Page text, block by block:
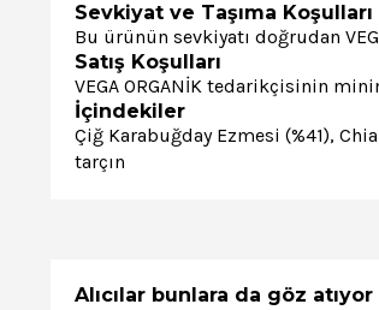
Sevkiyat ve Taşıma Koşulları
Bu ürünün sevkiyatı doğrudan
Satış Koşulları
VEGA ORGANİK tedarikçisinin
İçindekiler
Çiğ Karabuğday Ezmesi (%41),
tarçın
Alıcılar bunlara da göz atıyor